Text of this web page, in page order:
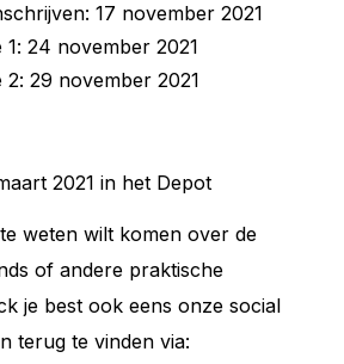
17 november 2021
24 november 2021
29 november 2021
2021 in het Depot
weten wilt komen over de
of andere praktische
je best ook eens onze social
terug te vinden via: